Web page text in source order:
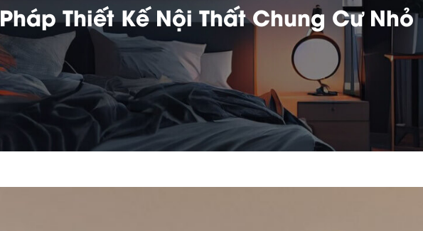
Thiết Kế Nội Thất Chung Cư Nhỏ